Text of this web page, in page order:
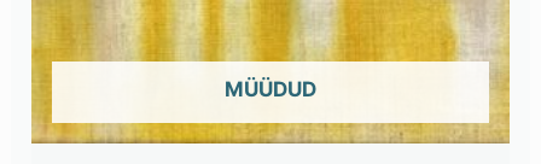
OUT OF STOCK